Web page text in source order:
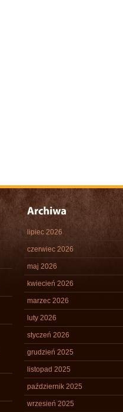
lipiec 2026
czerwiec 2026
maj 2026
kwiecień 2026
marzec 2026
luty 2026
styczeń 2026
grudzień 2025
listopad 2025
październik 2025
wrzesień 2025